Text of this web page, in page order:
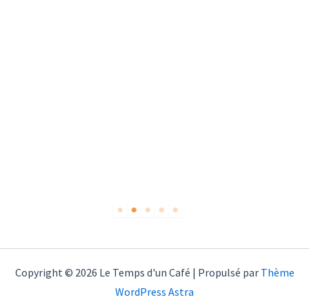
Copyright © 2026 Le Temps d'un Café | Propulsé par Thème
WordPress Astra